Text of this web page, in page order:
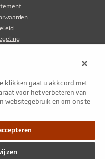
voorbehouden 2026
klikken gaat u akkoord met
voor het verbeteren van
websitegebruik en om ons te